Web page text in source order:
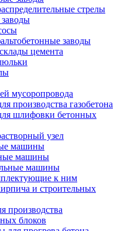
стрелы
заводы
цемента
мусоропровода
производства газобетона
шлифовки бетонных
узел
машины
машины
машины
к ним
и строительных
производства
блоков